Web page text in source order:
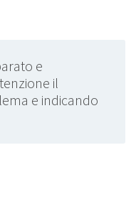
e
il
e indicando